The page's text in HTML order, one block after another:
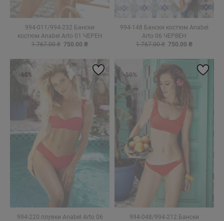
994-011/994-232 Бански
костюм Anabel Arto 01 ЧЕРЕН
1 767.00 ₴ 750.00 ₴
994-148 Бански костюм Anabel
Arto 06 ЧЕРВЕН
1 767.00 ₴ 750.00 ₴
994-220 плувки Anabel Arto 06
-60%
994-048/994-212 Бански
-50%